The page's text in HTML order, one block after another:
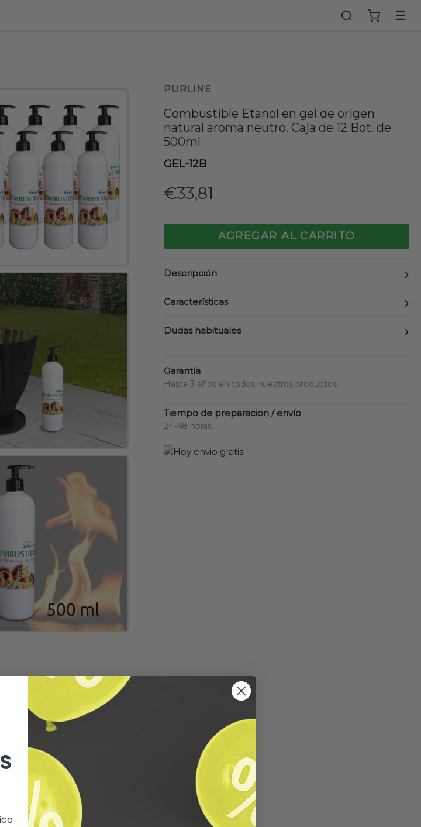
☰
PURLINE
Combustible Etanol en gel de origen
natural aroma neutro. Caja de 12 Bot. de
500ml
GEL-12B
Precio
€33,81
AGREGAR AL CARRITO
Descripción
Características
Dudas habituales
Garantía
Hasta 3 años en todos nuestros productos
Tiempo de preparacion / envío
24-48 horas